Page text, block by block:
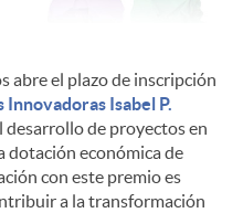
abre el plazo de inscripción
Innovadoras Isabel P.
desarrollo de proyectos en
dotación económica de
con este premio es
a la transformación